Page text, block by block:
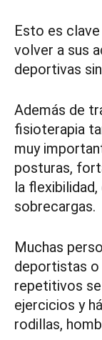
Esto es
volver a sus
deportivas
Además de
fisioterapia
muy
posturas,
la
sobrecargas.
Muchas
deportistas o
repetitivos
ejercicios y
rodillas,